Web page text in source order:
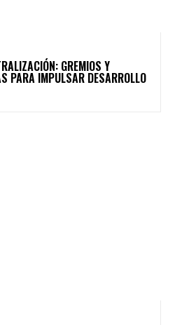
GREMIOS Y
PARA IMPULSAR DESARROLLO